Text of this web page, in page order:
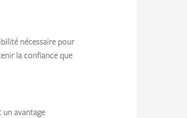
nécessaire pour
la confiance que
avantage